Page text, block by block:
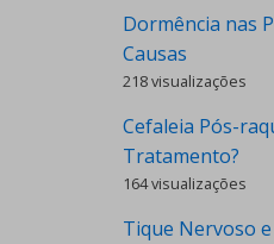
Dormência nas
Causas
218 visualizações
Cefaleia Pós-
Tratamento?
164 visualizações
Tique Nervoso